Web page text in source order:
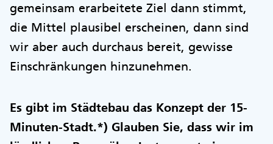
gemeinsam erarbeitete Ziel dann stimmt,
die Mittel plausibel erscheinen, dann sind
wir aber auch durchaus bereit, gewisse
Einschränkungen hinzunehmen.
Es gibt im Städtebau das Konzept der 15-
Minuten-Stadt.*) Glauben Sie, dass wir im